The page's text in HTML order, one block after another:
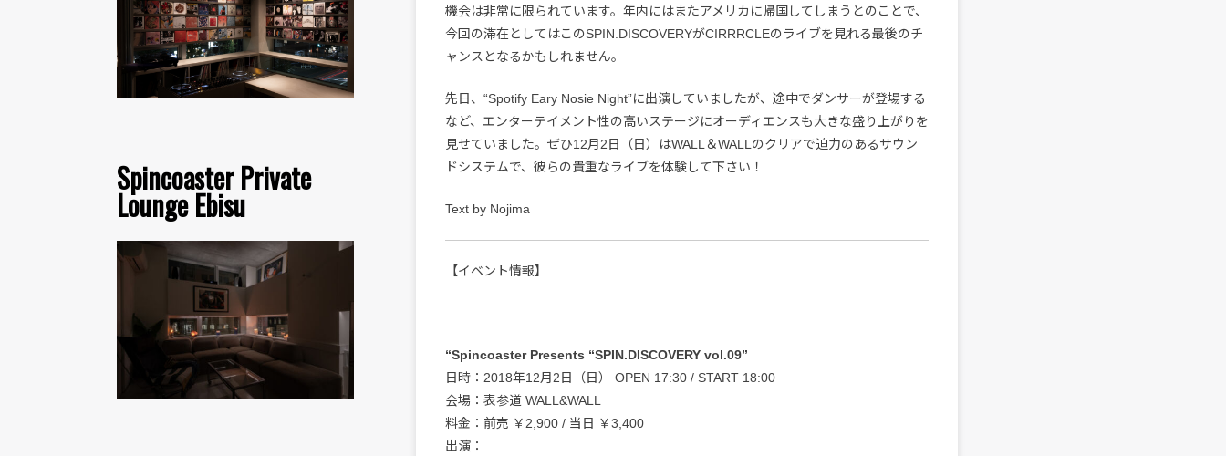
Spincoaster Private
Lounge Ebisu
機会は非常に限られています。年内にはまたアメリカに帰国してしまうとのことで、
今回の滞在としてはこのSPIN.DISCOVERYがCIRRRCLEのライブを見れる最後のチ
ャンスとなるかもしれません。
先日、“Spotify Eary Nosie Night”に出演していましたが、途中でダンサーが登場する
など、エンターテイメント性の高いステージにオーディエンスも大きな盛り上がりを
見せていました。ぜひ12月2日（日）はWALL＆WALLのクリアで迫力のあるサウン
ドシステムで、彼らの貴重なライブを体験して下さい！
Text by Nojima
【イベント情報】
“Spincoaster Presents “SPIN.DISCOVERY vol.09”
日時：2018年12月2日（日） OPEN 17:30 / START 18:00
会場：表参道 WALL&WALL
料金：前売 ￥2,900 / 当日 ￥3,400
出演：